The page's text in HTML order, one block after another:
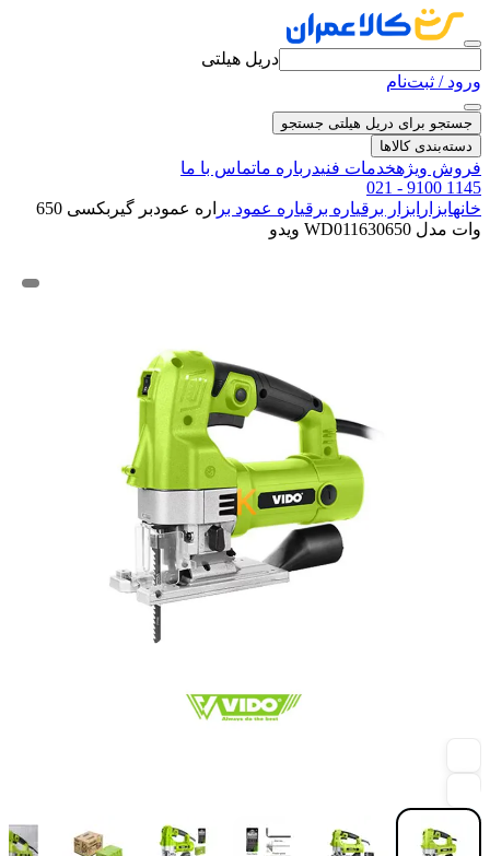
دریل هیلتی
ورود / ثبت‌نام
جستجو برای دریل هیلتی جستجو
دسته‌بندی کالاها
فروش ویژهخدمات فنیدرباره ماتماس با ما
021 - 9100 1145
خانهابزار ابزار برقیاره برقیاره عمود بر
اره عمودبر گیربکسی 650
وات مدل WD011630650 ویدو